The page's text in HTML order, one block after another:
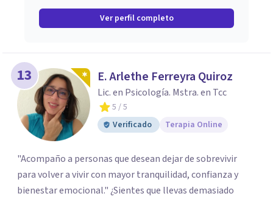
Ver perfil completo
13 E. Arlethe Ferreyra Quiroz
Lic. en Psicología. Mstra. en Tcc
5 / 5
Verificado
Terapia Online
"Acompaño a personas que desean dejar de sobrevivir
para volver a vivir con mayor tranquilidad, confianza y
bienestar emocional." ¿Sientes que llevas demasiado